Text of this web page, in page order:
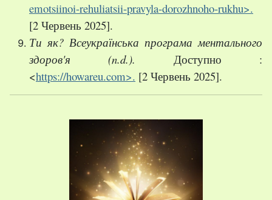
emotsiinoi-rehuliatsii-pravyla-dorozhnoho-rukhu>.
[2 Червень 2025].
Ти як? Всеукраїнська програма ментального
здоров'я
(n.d.). Доступно :
<https://howareu.com>. [2 Червень 2025].